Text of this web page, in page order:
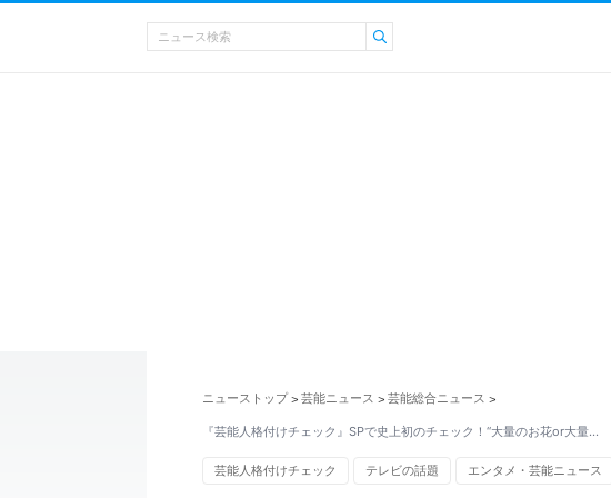
ニューストップ > 芸能ニュース > 芸能総合ニュース >
『芸能人格付けチェック』SPで史上初のチェック！“大量のお花or大量…
芸能人格付けチェック テレビの話題 エンタメ・芸能ニュース